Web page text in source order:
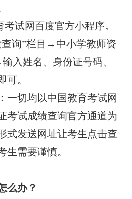
试网百度官方小程序。
查询”栏目→中小学教师资
入姓名、身份证号码、
。
一切均以中国教育考试网
考试成绩查询官方通道为
式发送网址让考生点击查
生需要谨慎。
么办？